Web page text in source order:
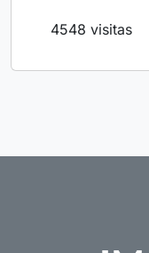
4548 visitas